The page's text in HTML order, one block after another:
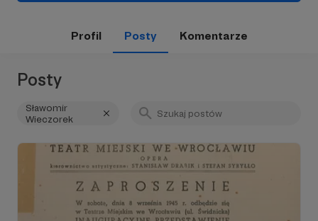
Profil Posty Komentarze
Posty
Sławomir
Wieczorek